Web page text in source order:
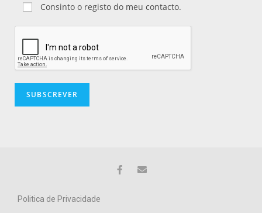
Consinto o registo do meu contacto.
Politica de Privacidade